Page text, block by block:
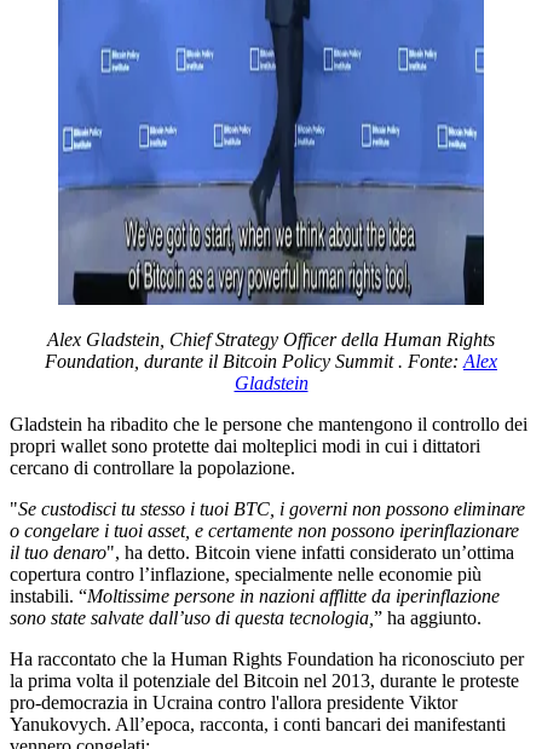
Alex Gladstein, Chief Strategy Officer della Human Rights
Foundation, durante il Bitcoin Policy Summit . Fonte: Alex
Gladstein
Gladstein ha ribadito che le persone che mantengono il controllo dei
propri wallet sono protette dai molteplici modi in cui i dittatori
cercano di controllare la popolazione.
"Se custodisci tu stesso i tuoi BTC, i governi non possono eliminare
o congelare i tuoi asset, e certamente non possono iperinflazionare
il tuo denaro", ha detto. Bitcoin viene infatti considerato un’ottima
copertura contro l’inflazione, specialmente nelle economie più
instabili. “Moltissime persone in nazioni afflitte da iperinflazione
sono state salvate dall’uso di questa tecnologia, ” ha aggiunto.
Ha raccontato che la Human Rights Foundation ha riconosciuto per
la prima volta il potenziale del Bitcoin nel 2013, durante le proteste
pro-democrazia in Ucraina contro l'allora presidente Viktor
Yanukovych. All’epoca, racconta, i conti bancari dei manifestanti